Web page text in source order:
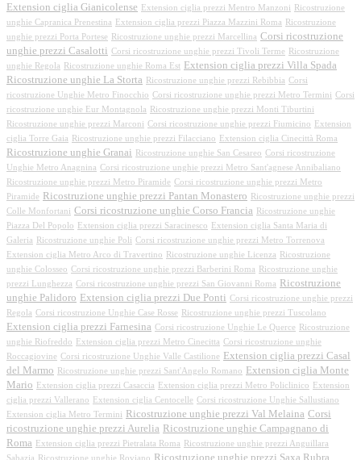
Extension ciglia Gianicolense
Extension ciglia prezzi Mentro Manzoni
Ricostruzione
unghie Capranica Prenestina
Extension ciglia prezzi Piazza Mazzini Roma
Ricostruzione
unghie prezzi Porta Portese
Ricostruzione unghie prezzi Marcellina Corsi ricostruzione
unghie prezzi Casalotti Corsi ricostruzione unghie prezzi Tivoli Terme
Ricostruzione
unghie Regola
Ricostruzione unghie Roma Est
Extension ciglia prezzi Villa Spada
Ricostruzione unghie La Storta
Ricostruzione unghie prezzi Rebibbia Corsi
ricostruzione Unghie Metro Finocchio Corsi ricostruzione unghie prezzi Metro Termini Corsi
ricostruzione unghie Eur Montagnola
Ricostruzione unghie prezzi Monti Tiburtini
Ricostruzione unghie prezzi Marconi Corsi ricostruzione unghie prezzi Fiumicino
Extension
ciglia Torre Gaia
Ricostruzione unghie prezzi Filacciano Extension ciglia Cinecittà Roma
Ricostruzione unghie Granai Ricostruzione unghie San Cesareo Corsi ricostruzione
Unghie Metro Anagnina Corsi ricostruzione unghie prezzi Metro Sant'agnese Annibaliano
Ricostruzione unghie prezzi Metro Piramide Corsi ricostruzione unghie prezzi Metro
Piramide
Ricostruzione unghie prezzi Pantan Monastero
Ricostruzione unghie prezzi
Colle Monfortani Corsi ricostruzione unghie Corso Francia
Ricostruzione unghie
Piazza Del Popolo
Extension ciglia prezzi Saracinesco
Extension ciglia Santa Maria di
Galeria
Ricostruzione unghie Poli Corsi ricostruzione unghie prezzi Metro Torrenova
Extension ciglia Metro Arco di Travertino
Ricostruzione unghie Licenza
Ricostruzione
unghie Colosseo Corsi ricostruzione unghie prezzi Barberini Roma
Ricostruzione unghie
prezzi Lunghezza Corsi ricostruzione unghie prezzi San Giovanni Roma
Ricostruzione
unghie Palidoro Extension ciglia prezzi Due Ponti Corsi ricostruzione unghie prezzi
Regola Corsi ricostruzione Unghie Case Rosse Ricostruzione unghie prezzi Tuscolano
Extension ciglia prezzi Farnesina Corsi ricostruzione Unghie Le Querce
Ricostruzione
unghie Riofreddo
Extension ciglia prezzi Metro Cinecitta Corsi ricostruzione unghie
Roccagiovine Corsi ricostruzione Unghie Valle Castilione
Extension ciglia prezzi Casal
del Marmo
Ricostruzione unghie prezzi Sant'Angelo Romano
Extension ciglia Monte
Mario
Extension ciglia prezzi Casaccia Extension ciglia prezzi Metro Policlinico
Extension
ciglia prezzi Vallerano
Extension ciglia Centocelle Corsi ricostruzione Unghie Sallustiano
Extension ciglia Metro Termini
Ricostruzione unghie prezzi Val Melaina Corsi
ricostruzione unghie prezzi Aurelia Ricostruzione unghie Campagnano di
Roma
Extension ciglia prezzi Pietralata Roma
Ricostruzione unghie prezzi Anguillara